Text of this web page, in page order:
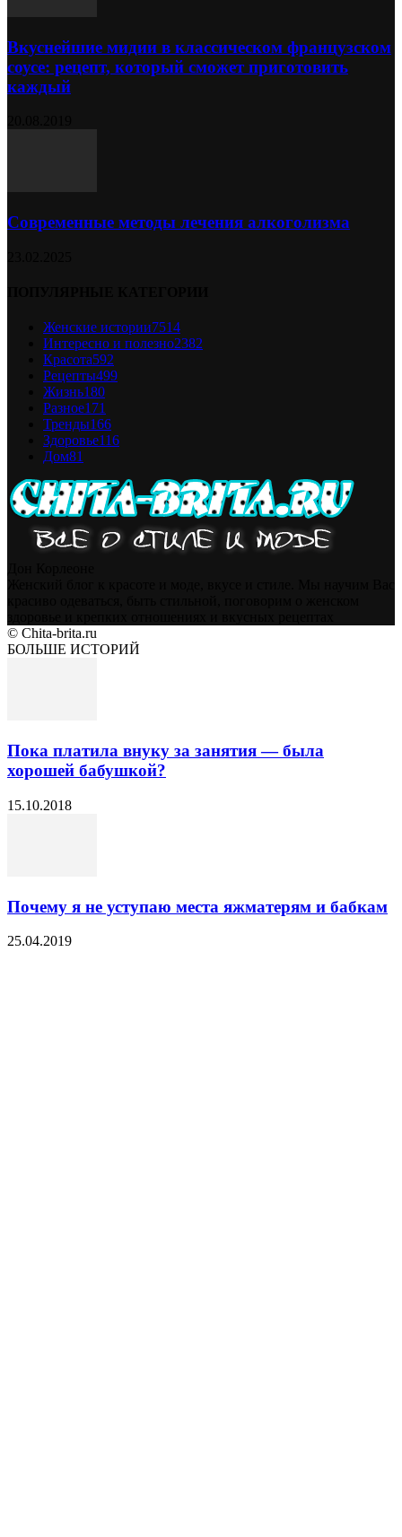
Вкуснейшие мидии в классическом французском
соусе: рецепт, который сможет приготовить
каждый
Современные методы лечения алкоголизма
Женские истории7514
Интересно и полезно2382
Красота592
Рецепты499
Жизнь180
Разное171
Тренды166
Здоровье116
Дом81
© Chita-brita.ru
БОЛЬШЕ ИСТОРИЙ
Пока платила внуку за занятия — была
хорошей бабушкой?
15.10.2018
Почему я не уступаю места яжматерям и бабкам
25.04.2019